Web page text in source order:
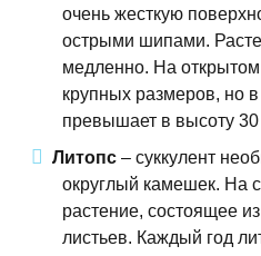
очень жесткую
острыми шипами.
медленно. На открытом
крупных размеров, но
превышает в высоту
Литопс – суккулент
округлый камешек. На
растение, состоящее
листьев. Каждый год